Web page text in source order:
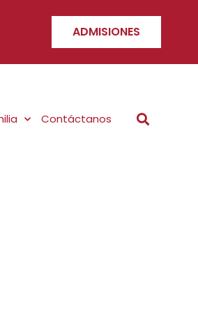
ADMISIONES
Contáctanos